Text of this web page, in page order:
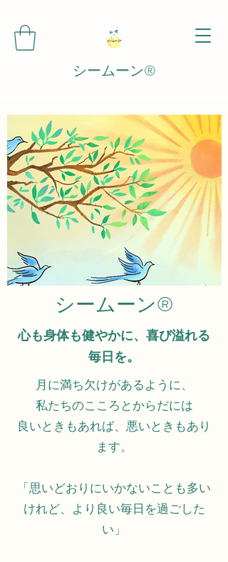
シームーン®️
シームーン®️
心も身体も健やかに、喜び溢れる
毎日を。
月に満ち欠けがあるように、
私たちのこころとからだには
良いときもあれば、悪いときもあり
ます。
「思いどおりにいかないことも多い
けれど、より良い毎日を過ごした
い」